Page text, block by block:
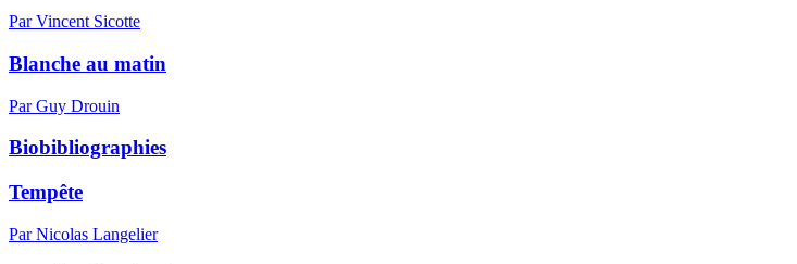
Par Vincent Sicotte
Blanche au matin
Par Guy Drouin
Biobibliographies
Tempête
Par Nicolas Langelier